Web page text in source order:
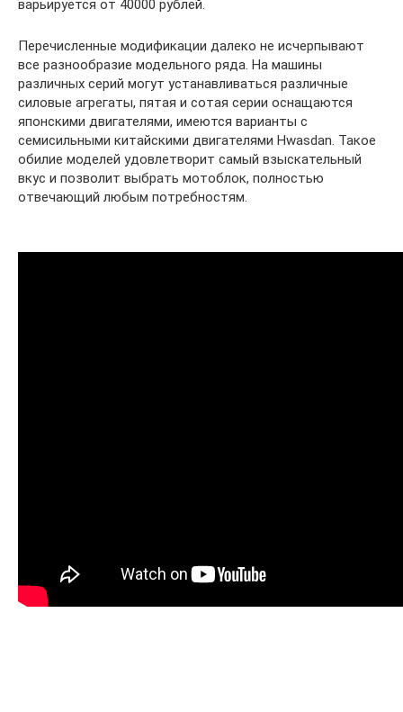
варьируется от 40000 рублей.
Перечисленные модификации далеко не исчерпывают
все разнообразие модельного ряда. На машины
различных серий могут устанавливаться различные
силовые агрегаты, пятая и сотая серии оснащаются
японскими двигателями, имеются варианты с
семисильными китайскими двигателями Hwasdan. Такое
обилие моделей удовлетворит самый взыскательный
вкус и позволит выбрать мотоблок, полностью
отвечающий любым потребностям.